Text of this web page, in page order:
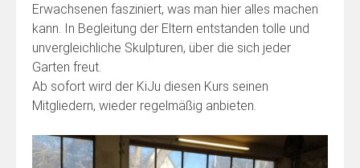
Erwachsenen fasziniert, was man hier alles machen
kann. In Begleitung der Eltern entstanden tolle und
unvergleichliche Skulpturen, über die sich jeder
Garten freut.
Ab sofort wird der KiJu diesen Kurs seinen
Mitgliedern, wieder regelmäßig anbieten.